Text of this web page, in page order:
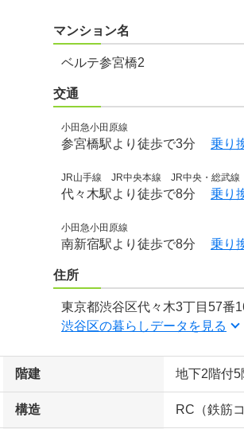
マンション名
ベルテ参宮橋2
交通
小田急小田原線
参宮橋駅より徒歩で3分 乗り
JR山手線 JR中央本線 JR中央・総武線
代々木駅より徒歩で8分 乗り
小田急小田原線
南新宿駅より徒歩で8分 乗り
住所
東京都渋谷区代々木3丁目57番
渋谷区の暮らしデータを見る
階建 地下2階付5
構造 RC（鉄筋